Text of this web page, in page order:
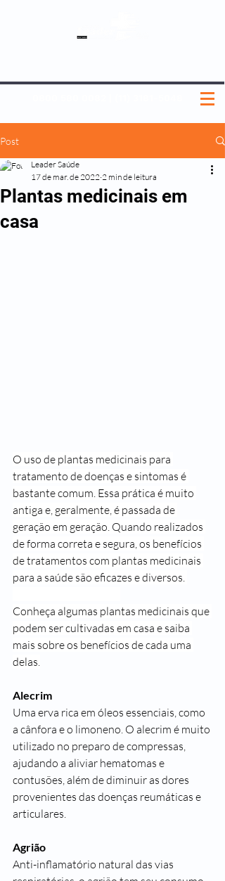
Post
Plantas medicinais em
casa
Leader Saúde
17 de mar. de 2022 2 min de leitura
O uso de plantas medicinais para
tratamento de doenças e sintomas é
bastante comum. Essa prática é muito
antiga e, geralmente, é passada de
geração em geração. Quando realizados
de forma correta e segura, os benefícios
de tratamentos com plantas medicinais
para a saúde são eficazes e diversos.
Conheça algumas plantas medicinais que
podem ser cultivadas em casa e saiba
mais sobre os benefícios de cada uma
delas.
Alecrim
Uma erva rica em óleos essenciais, como
a cânfora e o limoneno. O alecrim é muito
utilizado no preparo de compressas,
ajudando a aliviar hematomas e
contusões, além de diminuir as dores
provenientes das doenças reumáticas e
articulares.
Agrião
Anti-inflamatório natural das vias